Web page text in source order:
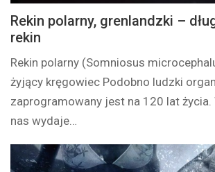
Rekin polarny, grenlandzki –
rekin
Rekin polarny (Somniosus
żyjący kręgowiec Podobno ludzki
zaprogramowany jest na 120 lat życia.
nas wydaje…